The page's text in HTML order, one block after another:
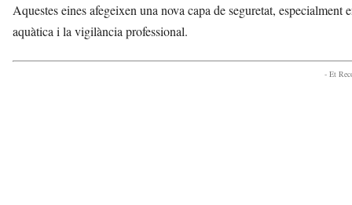
Aquestes eines afegeixen una nova capa de seguretat,
aquàtica i la vigilància professional.
- Et